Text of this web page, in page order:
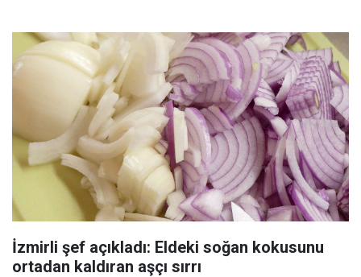
İzmirli şef açıkladı: Eldeki soğan kokusunu
ortadan kaldıran aşçı sırrı